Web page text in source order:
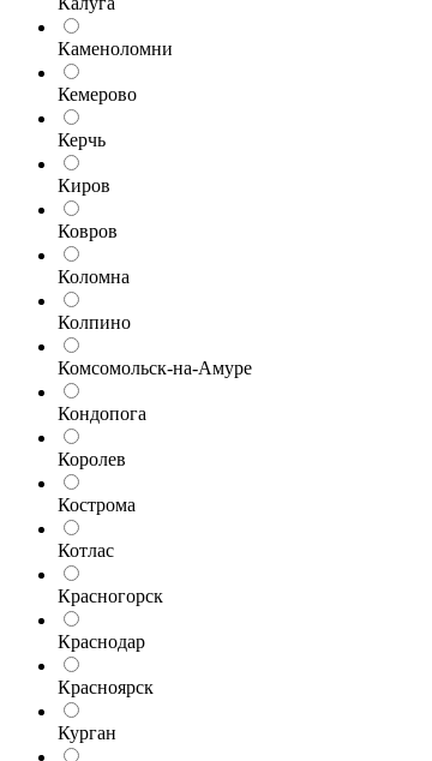
Каменоломни
Кемерово
Керчь
Киров
Ковров
Коломна
Колпино
Комсомольск-на-Амуре
Кондопога
Королев
Кострома
Котлас
Красногорск
Краснодар
Красноярск
Курган